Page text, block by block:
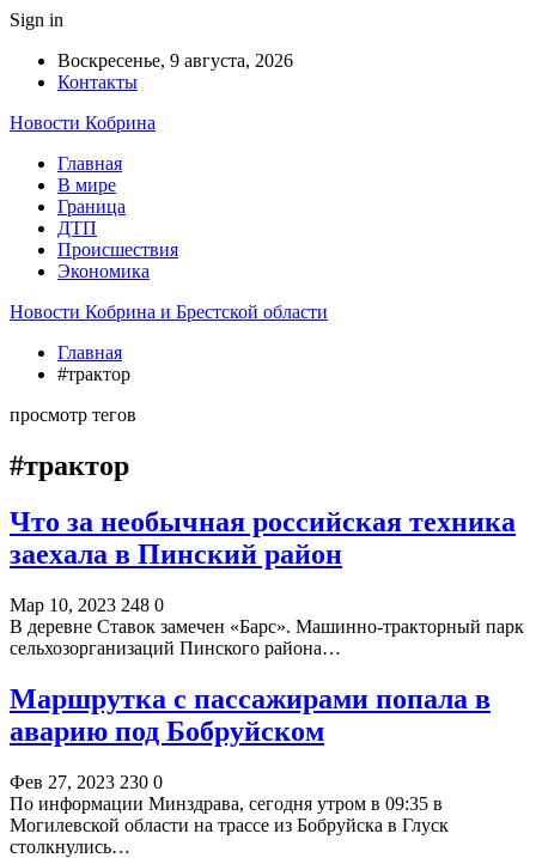
Sign in
Воскресенье, 9 августа, 2026
Контакты
Новости Кобрина
Главная
В мире
Граница
ДТП
Происшествия
Экономика
Новости Кобрина и Брестской области
Главная
#трактор
просмотр тегов
#трактор
Что за необычная российская техника
заехала в Пинский район
Мар 10, 2023 248 0
В деревне Ставок замечен «Барс». Машинно-тракторный парк
сельхозорганизаций Пинского района…
Маршрутка с пассажирами попала в
аварию под Бобруйском
Фев 27, 2023 230 0
По информации Минздрава, сегодня утром в 09:35 в
Могилевской области на трассе из Бобруйска в Глуск
столкнулись…